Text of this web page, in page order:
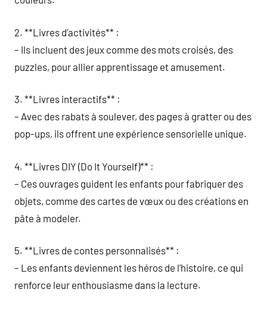
2. **Livres d’activités** :
– Ils incluent des jeux comme des mots croisés, des
puzzles, pour allier apprentissage et amusement.
3. **Livres interactifs** :
– Avec des rabats à soulever, des pages à gratter ou des
pop-ups, ils offrent une expérience sensorielle unique.
4. **Livres DIY (Do It Yourself)** :
– Ces ouvrages guident les enfants pour fabriquer des
objets, comme des cartes de vœux ou des créations en
pâte à modeler.
5. **Livres de contes personnalisés** :
– Les enfants deviennent les héros de l’histoire, ce qui
renforce leur enthousiasme dans la lecture.